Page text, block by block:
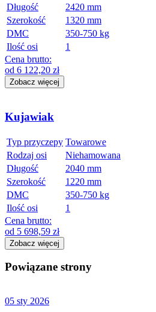
Długość
2420 mm
Szerokość
1320 mm
DMC
350-750 kg
Ilość osi
1
Cena brutto:
od 6 122,20 zł
Zobacz więcej
Kujawiak
Typ przyczepy Towarowe
Rodzaj osi
Niehamowana
Długość
2040 mm
Szerokość
1220 mm
DMC
350-750 kg
Ilość osi
1
Cena brutto:
od 5 698,59 zł
Zobacz więcej
Powiązane strony
05 sty 2026